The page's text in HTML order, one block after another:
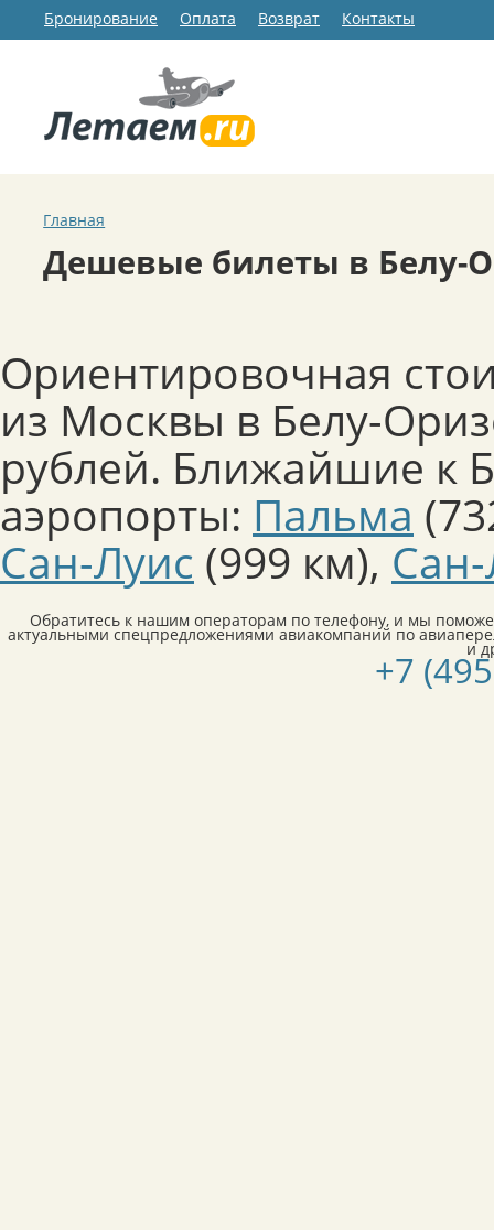
Бронирование Оплата Возврат Контакты
Главная
Дешевые билеты в Белу-
Ориентировочная
из Москвы в Белу-
рублей. Ближайшие к
аэропорты: Пальма
Сан-Луис (999 км),
Обратитесь к нашим операторам по телефону, и мы
актуальными спецпредложениями авиакомпаний по
и
+7